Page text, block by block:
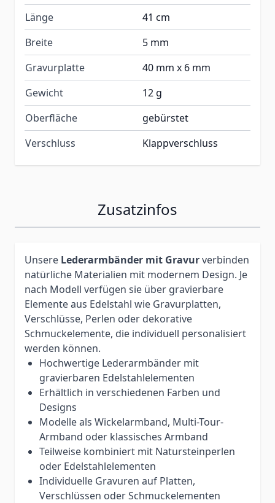
Länge
41 cm
Breite
5 mm
Gravurplatte
40 mm x 6 mm
Gewicht
12 g
Oberfläche
gebürstet
Verschluss
Klappverschluss
Zusatzinfos
Unsere Lederarmbänder mit Gravurverbinden
natürliche Materialien mit modernem Design. Je
nach Modell verfügen sie über gravierbare
Elemente aus Edelstahl wie Gravurplatten,
Verschlüsse, Perlen oder dekorative
Schmuckelemente, die individuell personalisiert
werden können.
Hochwertige Lederarmbänder mit
gravierbaren Edelstahlelementen
Erhältlich in verschiedenen Farben und
Designs
Modelle als Wickelarmband, Multi-Tour-
Armband oder klassisches Armband
Teilweise kombiniert mit Natursteinperlen
oder Edelstahlelementen
Individuelle Gravuren auf Platten,
Verschlüssen oder Schmuckelementen